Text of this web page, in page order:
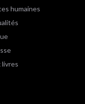
humaines
livres